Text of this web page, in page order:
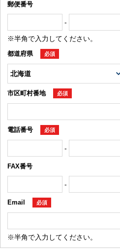
郵便番号
-
※半角で入力してください。
都道府県 必須
市区町村番地 必須
電話番号 必須
-
FAX番号
-
Email 必須
※半角で入力してください。